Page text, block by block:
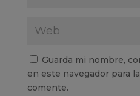
Guarda mi nombre,
en este navegador para
comente.